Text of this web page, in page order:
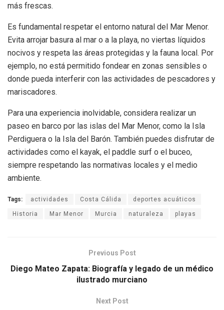
más frescas.
Es fundamental respetar el entorno natural del Mar Menor.
Evita arrojar basura al mar o a la playa, no viertas líquidos
nocivos y respeta las áreas protegidas y la fauna local. Por
ejemplo, no está permitido fondear en zonas sensibles o
donde pueda interferir con las actividades de pescadores y
mariscadores.
Para una experiencia inolvidable, considera realizar un
paseo en barco por las islas del Mar Menor, como la Isla
Perdiguera o la Isla del Barón. También puedes disfrutar de
actividades como el kayak, el paddle surf o el buceo,
siempre respetando las normativas locales y el medio
ambiente.
Tags: actividades Costa Cálida deportes acuáticos
Historia Mar Menor Murcia naturaleza playas
Previous Post
Diego Mateo Zapata: Biografía y legado de un médico
ilustrado murciano
Next Post